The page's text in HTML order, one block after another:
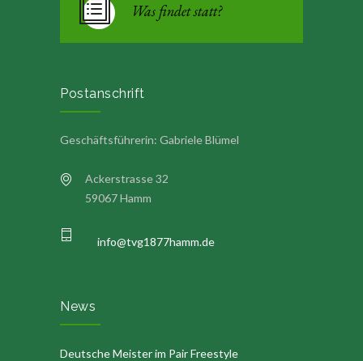
Was findet statt?
Postanschrift
Geschäftsführerin: Gabriele Blümel
Ackerstrasse 32
59067 Hamm
info@tvg1877hamm.de
News
Deutsche Meister im Pair Freestyle